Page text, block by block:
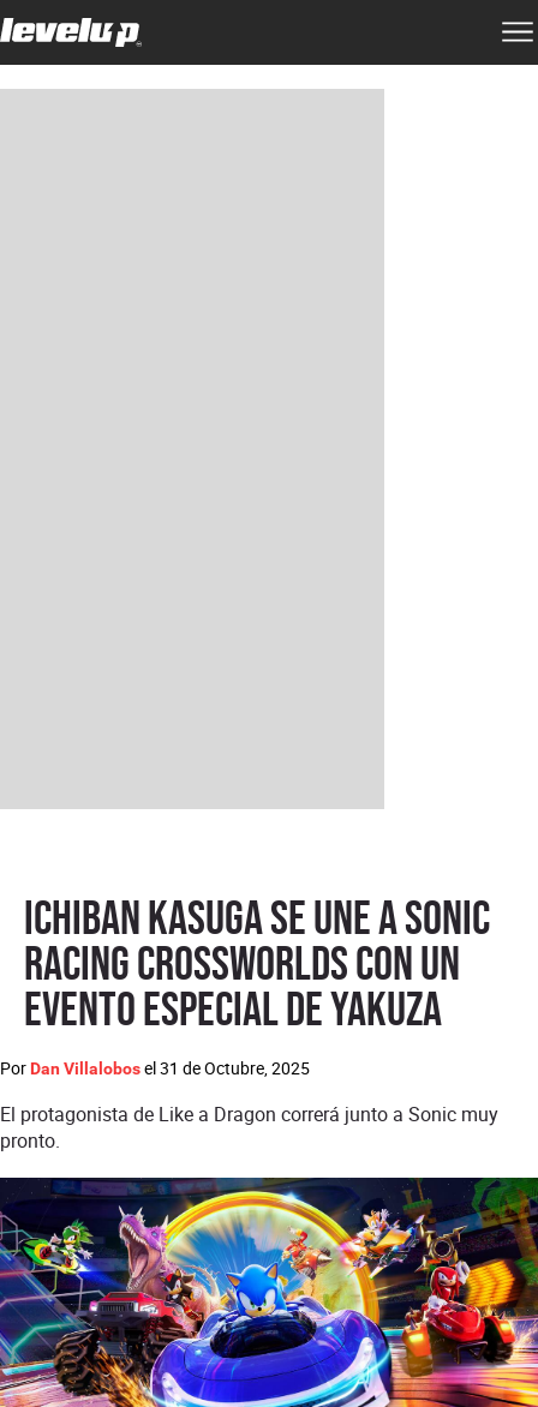
Ichiban Kasuga se une a Sonic
Racing CrossWorlds con un
evento especial de Yakuza
Por Dan Villalobosel31 de Octubre, 2025
El protagonista de Like a Dragon correrá junto a Sonic muy
pronto.